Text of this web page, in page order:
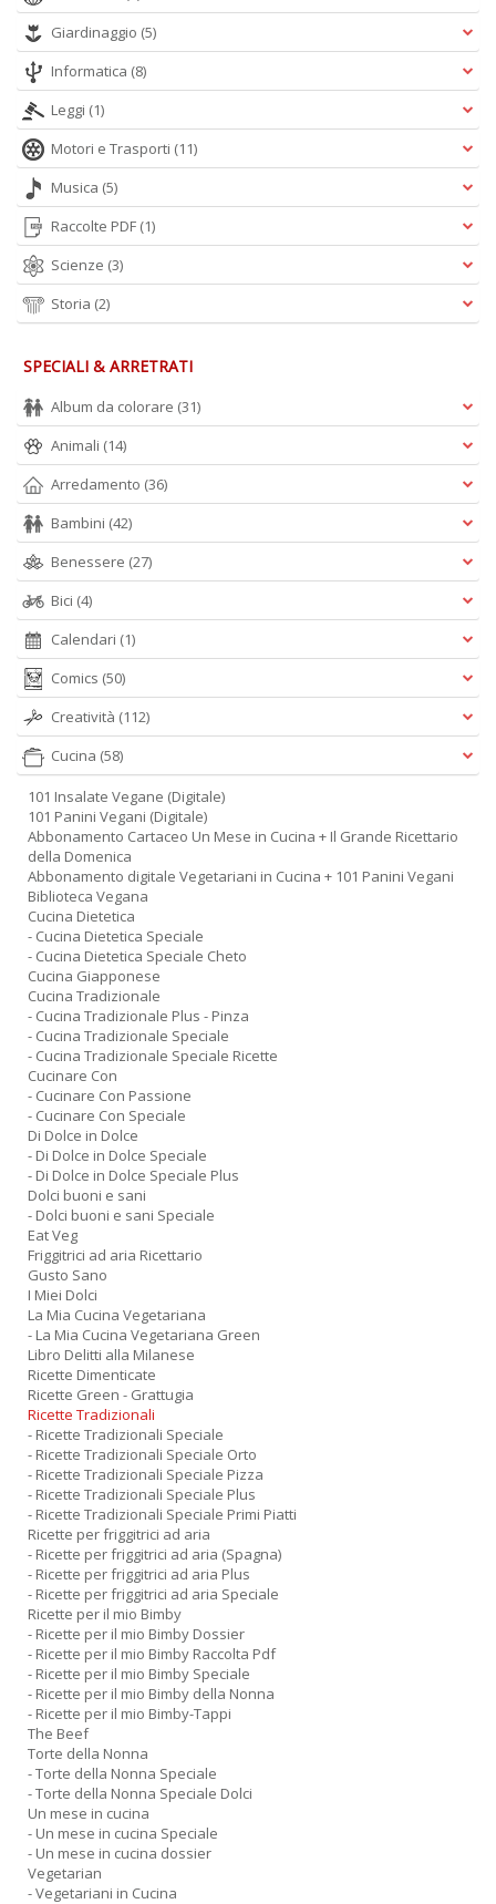
Giardinaggio (5)
Informatica (8)
Leggi (1)
Motori e Trasporti (11)
Musica (5)
Raccolte PDF (1)
Scienze (3)
Storia (2)
SPECIALI & ARRETRATI
Album da colorare (31)
Animali (14)
Arredamento (36)
Bambini (42)
Benessere (27)
Bici (4)
Calendari (1)
Comics (50)
Creatività (112)
Cucina (58)
101 Insalate Vegane (Digitale)
101 Panini Vegani (Digitale)
Abbonamento Cartaceo Un Mese in Cucina + Il Grande Ricettario
della Domenica
Abbonamento digitale Vegetariani in Cucina + 101 Panini Vegani
Biblioteca Vegana
Cucina Dietetica
- Cucina Dietetica Speciale
- Cucina Dietetica Speciale Cheto
Cucina Giapponese
Cucina Tradizionale
- Cucina Tradizionale Plus - Pinza
- Cucina Tradizionale Speciale
- Cucina Tradizionale Speciale Ricette
Cucinare Con
- Cucinare Con Passione
- Cucinare Con Speciale
Di Dolce in Dolce
- Di Dolce in Dolce Speciale
- Di Dolce in Dolce Speciale Plus
Dolci buoni e sani
- Dolci buoni e sani Speciale
Eat Veg
Friggitrici ad aria Ricettario
Gusto Sano
I Miei Dolci
La Mia Cucina Vegetariana
- La Mia Cucina Vegetariana Green
Libro Delitti alla Milanese
Ricette Dimenticate
Ricette Green - Grattugia
Ricette Tradizionali
- Ricette Tradizionali Speciale
- Ricette Tradizionali Speciale Orto
- Ricette Tradizionali Speciale Pizza
- Ricette Tradizionali Speciale Plus
- Ricette Tradizionali Speciale Primi Piatti
Ricette per friggitrici ad aria
- Ricette per friggitrici ad aria (Spagna)
- Ricette per friggitrici ad aria Plus
- Ricette per friggitrici ad aria Speciale
Ricette per il mio Bimby
- Ricette per il mio Bimby Dossier
- Ricette per il mio Bimby Raccolta Pdf
- Ricette per il mio Bimby Speciale
- Ricette per il mio Bimby della Nonna
- Ricette per il mio Bimby-Tappi
The Beef
Torte della Nonna
- Torte della Nonna Speciale
- Torte della Nonna Speciale Dolci
Un mese in cucina
- Un mese in cucina Speciale
- Un mese in cucina dossier
Vegetarian
- Vegetariani in Cucina